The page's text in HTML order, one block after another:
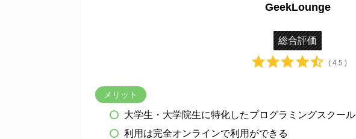
GeekLounge
総合評価
( 4.5 )
メリット
大学生・大学院生に特化したプログラミングスクール
利用は完全オンラインで利用ができる